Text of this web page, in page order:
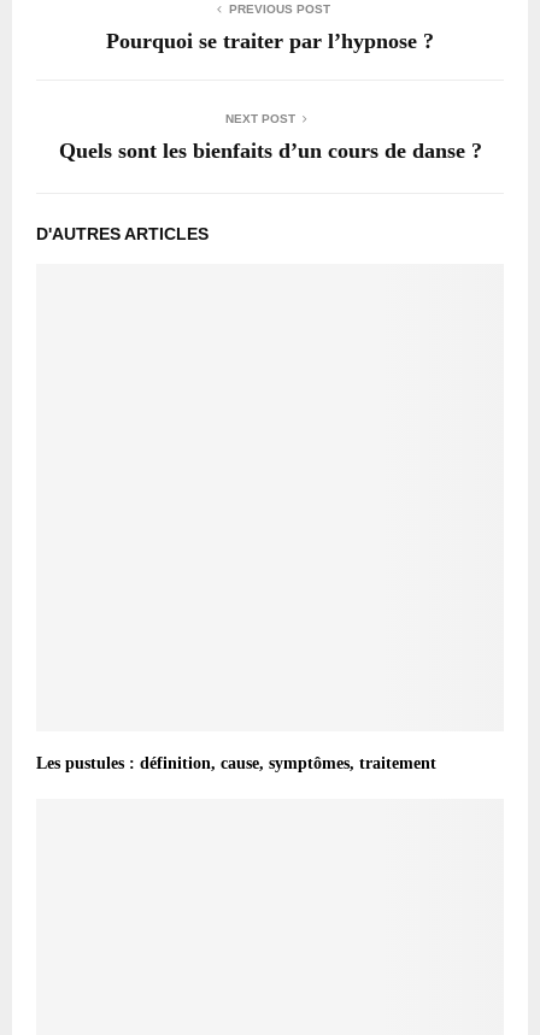
PREVIOUS POST
Pourquoi se traiter par l’hypnose ?
NEXT POST
Quels sont les bienfaits d’un cours de danse ?
D'AUTRES ARTICLES
Les pustules : définition, cause, symptômes, traitement